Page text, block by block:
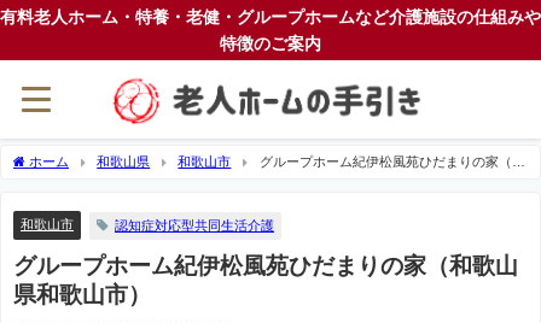
有料老人ホーム・特養・老健・グループホームなど介護施設の仕組みや
特徴のご案内
ホーム 和歌山県 和歌山市
グループホーム紀伊松風苑ひだまりの家（和
和歌山市 認知症対応型共同生活介護
グループホーム紀伊松風苑ひだまりの家（和歌山
県和歌山市）